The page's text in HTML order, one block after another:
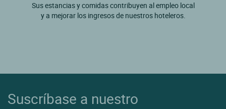
Sus estancias y comidas contribuyen al empleo local
y a mejorar los ingresos de nuestros hoteleros.
Suscríbase a nuestro